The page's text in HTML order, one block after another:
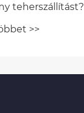
teherszállítást?
>>